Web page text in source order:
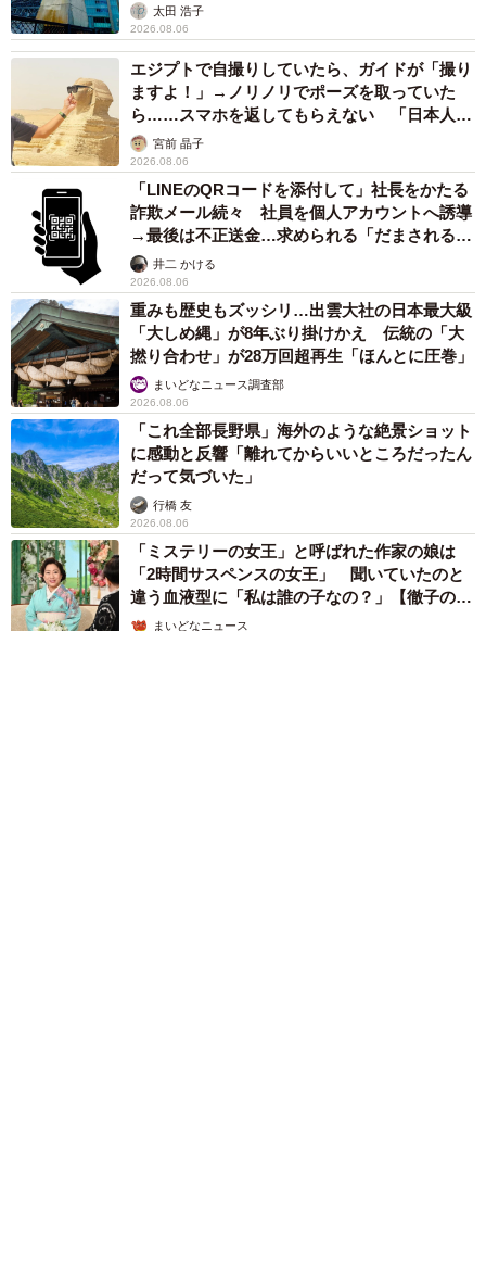
太田 浩子
2026.08.06
エジプトで自撮りしていたら、ガイドが「撮り
ますよ！」→ノリノリでポーズを取っていた
ら……スマホを返してもらえない 「日本人は
カモ代表かも」「私は6時間で3万円払った」
宮前 晶子
2026.08.06
「LINEのQRコードを添付して」社長をかたる
詐欺メール続々 社員を個人アカウントへ誘導
→最後は不正送金…求められる「だまされる前
提」の対策
井二 かける
2026.08.06
重みも歴史もズッシリ…出雲大社の日本最大級
「大しめ縄」が8年ぶり掛けかえ 伝統の「大
撚り合わせ」が28万回超再生「ほんとに圧巻」
まいどなニュース調査部
2026.08.06
「これ全部長野県」海外のような絶景ショット
に感動と反響「離れてからいいところだったん
だって気づいた」
行橋 友
2026.08.06
「ミステリーの女王」と呼ばれた作家の娘は
「2時間サスペンスの女王」 聞いていたのと
違う血液型に「私は誰の子なの？」【徹子の部
屋】まいどなニュース